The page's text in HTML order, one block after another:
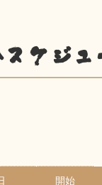
ケジュ
開始